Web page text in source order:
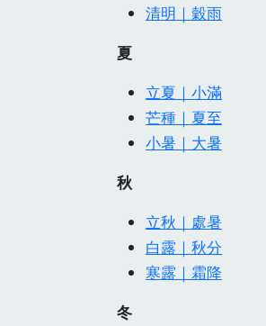
清明｜穀雨
夏
立夏｜小滿
芒種｜夏至
小暑｜大暑
秋
立秋｜處暑
白露｜秋分
寒露｜霜降
冬